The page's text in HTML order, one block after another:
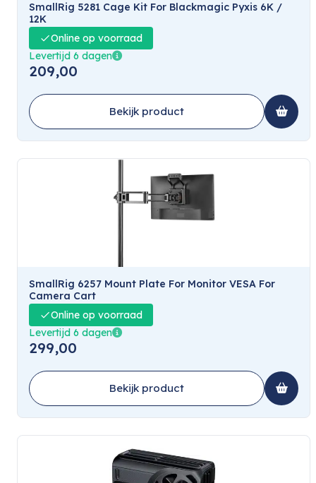
SmallRig 5281 Cage Kit For Blackmagic Pyxis 6K /
12K
Online op voorraad
Levertijd 6 dagen
209,00
Bekijk product
SmallRig 6257 Mount Plate For Monitor VESA For
Camera Cart
Online op voorraad
Levertijd 6 dagen
299,00
Bekijk product